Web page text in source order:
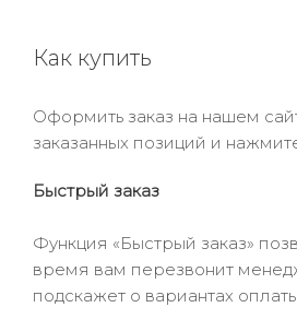
Как купить
Оформить заказ на нашем
заказанных позиций и
Быстрый заказ
Функция «Быстрый заказ»
время вам перезвонит
подскажет о вариантах